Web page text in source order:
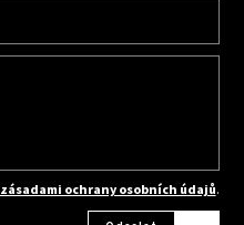
zásadami ochrany osobních údajů.